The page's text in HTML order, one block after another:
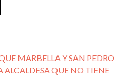
MARBELLA Y SAN PEDRO
ALCALDESA QUE NO TIENE